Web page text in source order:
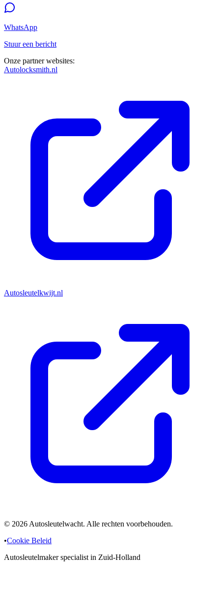
WhatsApp
Stuur een bericht
Onze partner websites:
Autolocksmith.nl
Autosleutelkwijt.nl
© 2026 Autosleutelwacht. Alle rechten voorbehouden.
•Cookie Beleid
Autosleutelmaker specialist in Zuid-Holland